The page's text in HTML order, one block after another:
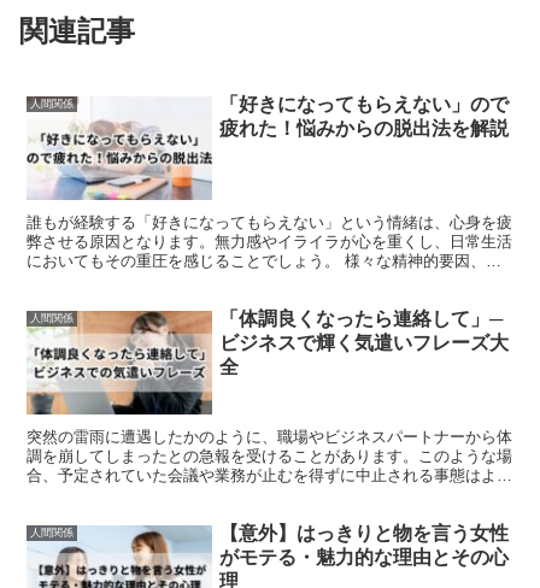
関連記事
人間関係
「好きになってもらえない」ので
疲れた！悩みからの脱出法を解説
誰もが経験する「好きになってもらえない」という情緒は、心身を疲
弊させる原因となります。無力感やイライラが心を重くし、日常生活
においてもその重圧を感じることでしょう。 様々な精神的要因、例
人間関係
「体調良くなったら連絡して」─
ビジネスで輝く気遣いフレーズ大
全
突然の雷雨に遭遇したかのように、職場やビジネスパートナーから体
調を崩してしまったとの急報を受けることがあります。このような場
合、予定されていた会議や業務が止むを得ずに中止される事態はよく
人間関係
【意外】はっきりと物を言う女性
がモテる・魅力的な理由とその心
理